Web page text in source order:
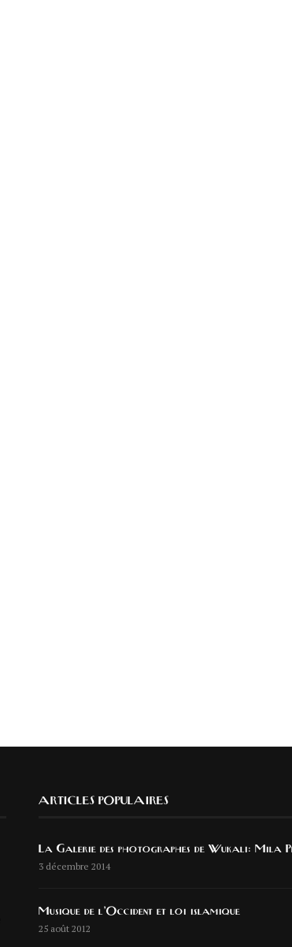
ARTICLES POPULAIRES
La Galerie des photographes de Wukali: Mila
3 décembre 2014
Musique de l’Occident et loi islamique
25 août 2012